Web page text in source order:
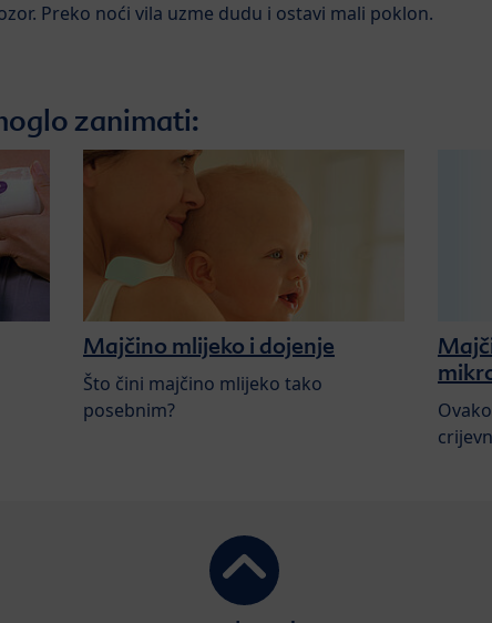
Preko noći vila uzme dudu i ostavi mali poklon.
zanimati:
Majčino mlijeko i dojenje
Što čini majčino mlijeko tako
posebnim?